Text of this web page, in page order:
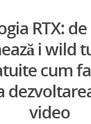
RTX: de
i wild
cum
video